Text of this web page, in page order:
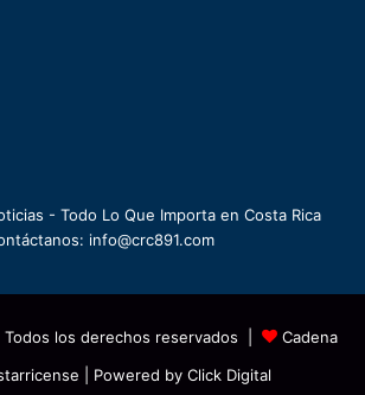
- Todo Lo Que Importa en Costa Rica
info@crc891.com
los derechos reservados |
Cadena
| Powered by Click Digital